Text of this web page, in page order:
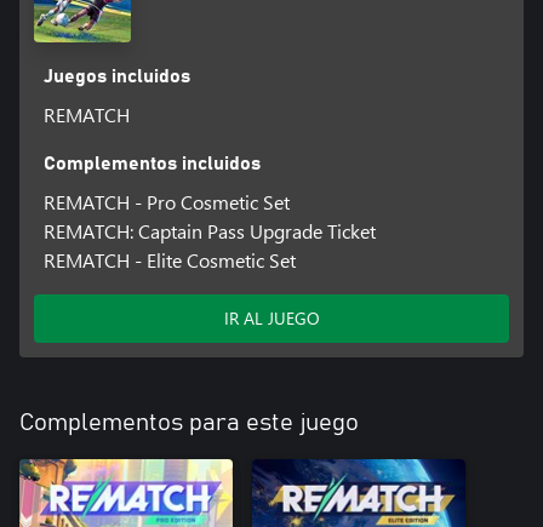
Juegos incluidos
REMATCH
Complementos incluidos
REMATCH - Pro Cosmetic Set
REMATCH: Captain Pass Upgrade Ticket
REMATCH - Elite Cosmetic Set
IR AL JUEGO
Complementos para este juego